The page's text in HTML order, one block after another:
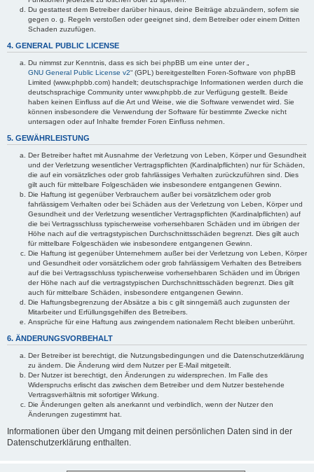
Du gestattest dem Betreiber darüber hinaus, deine Beiträge abzuändern, sofern sie
gegen o. g. Regeln verstoßen oder geeignet sind, dem Betreiber oder einem Dritten
Schaden zuzufügen.
4. GENERAL PUBLIC LICENSE
Du nimmst zur Kenntnis, dass es sich bei phpBB um eine unter der „
GNU General Public License v2“ (GPL) bereitgestellten Foren-Software von phpBB
Limited (www.phpbb.com) handelt; deutschsprachige Informationen werden durch die
deutschsprachige Community unter www.phpbb.de zur Verfügung gestellt. Beide
haben keinen Einfluss auf die Art und Weise, wie die Software verwendet wird. Sie
können insbesondere die Verwendung der Software für bestimmte Zwecke nicht
untersagen oder auf Inhalte fremder Foren Einfluss nehmen.
5. GEWÄHRLEISTUNG
Der Betreiber haftet mit Ausnahme der Verletzung von Leben, Körper und Gesundheit
und der Verletzung wesentlicher Vertragspflichten (Kardinalpflichten) nur für Schäden,
die auf ein vorsätzliches oder grob fahrlässiges Verhalten zurückzuführen sind. Dies
gilt auch für mittelbare Folgeschäden wie insbesondere entgangenen Gewinn.
Die Haftung ist gegenüber Verbrauchern außer bei vorsätzlichem oder grob
fahrlässigem Verhalten oder bei Schäden aus der Verletzung von Leben, Körper und
Gesundheit und der Verletzung wesentlicher Vertragspflichten (Kardinalpflichten) auf
die bei Vertragsschluss typischerweise vorhersehbaren Schäden und im übrigen der
Höhe nach auf die vertragstypischen Durchschnittsschäden begrenzt. Dies gilt auch
für mittelbare Folgeschäden wie insbesondere entgangenen Gewinn.
Die Haftung ist gegenüber Unternehmern außer bei der Verletzung von Leben, Körper
und Gesundheit oder vorsätzlichem oder grob fahrlässigem Verhalten des Betreibers
auf die bei Vertragsschluss typischerweise vorhersehbaren Schäden und im Übrigen
der Höhe nach auf die vertragstypischen Durchschnittsschäden begrenzt. Dies gilt
auch für mittelbare Schäden, insbesondere entgangenen Gewinn.
Die Haftungsbegrenzung der Absätze a bis c gilt sinngemäß auch zugunsten der
Mitarbeiter und Erfüllungsgehilfen des Betreibers.
Ansprüche für eine Haftung aus zwingendem nationalem Recht bleiben unberührt.
6. ÄNDERUNGSVORBEHALT
Der Betreiber ist berechtigt, die Nutzungsbedingungen und die Datenschutzerklärung
zu ändern. Die Änderung wird dem Nutzer per E-Mail mitgeteilt.
Der Nutzer ist berechtigt, den Änderungen zu widersprechen. Im Falle des
Widerspruchs erlischt das zwischen dem Betreiber und dem Nutzer bestehende
Vertragsverhältnis mit sofortiger Wirkung.
Die Änderungen gelten als anerkannt und verbindlich, wenn der Nutzer den
Änderungen zugestimmt hat.
Informationen über den Umgang mit deinen persönlichen Daten sind in der
Datenschutzerklärung enthalten.